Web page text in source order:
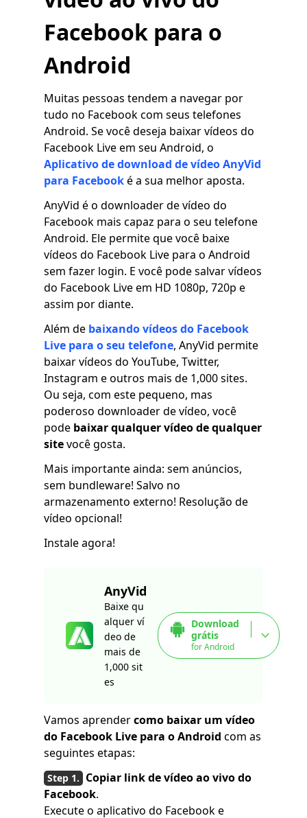
Facebook para o
Android
Muitas pessoas tendem a navegar por
tudo no Facebook com seus telefones
Android. Se você deseja baixar vídeos do
Facebook Live em seu Android, o
Aplicativo de download de vídeo AnyVid
para Facebooké a sua melhor aposta.
AnyVid é o downloader de vídeo do
Facebook mais capaz para o seu telefone
Android. Ele permite que você baixe
vídeos do Facebook Live para o Android
sem fazer login. E você pode salvar vídeos
do Facebook Live em HD 1080p, 720p e
assim por diante.
Além de baixando vídeos do Facebook
Live para o seu telefone, AnyVid permite
baixar vídeos do YouTube, Twitter,
Instagram e outros mais de 1,000 sites.
Ou seja, com este pequeno, mas
poderoso downloader de vídeo, você
pode baixar qualquer vídeo de qualquer
sitevocê gosta.
Mais importante ainda: sem anúncios,
sem bundleware! Salvo no
armazenamento externo! Resolução de
vídeo opcional!
Instale agora!
AnyVid
Baixe qu
alquer ví
deo de
mais de
1,000 sit
es
Download
grátis
for Android
Vamos aprendercomo baixar um vídeo
do Facebook Live para o Android com as
seguintes etapas:
Copiar link de vídeo ao vivo do
Facebook.
Execute o aplicativo do Facebook e